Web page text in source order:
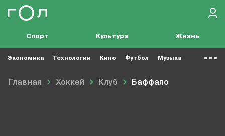
Спорт Культура Жизнь
Экономика Технологии Кино Футбол Музыка
Главная Хоккей Клуб Баффало